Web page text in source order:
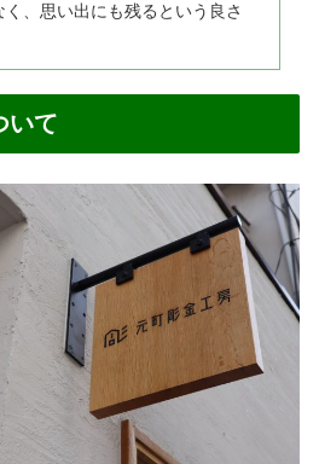
く、思い出にも残るという良さ
いて